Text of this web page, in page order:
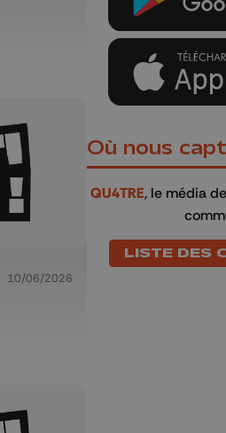
10/06/2026
Où nous
QU4TRE, le média
LISTE DES